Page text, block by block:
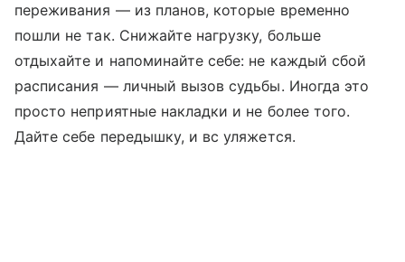
переживания — из планов, которые временно
пошли не так. Снижайте нагрузку, больше
отдыхайте и напоминайте себе: не каждый сбой
расписания — личный вызов судьбы. Иногда это
просто неприятные накладки и не более того.
Дайте себе передышку, и вс уляжется.